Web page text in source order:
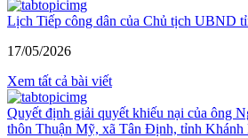
Lịch Tiếp công dân của Chủ tịch UBND
17/05/2026
Xem tất cả bài viết
Quyết định giải quyết khiếu nại của ông
thôn Thuận Mỹ, xã Tân Định, tỉnh Khánh